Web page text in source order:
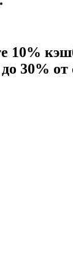
10%
30%